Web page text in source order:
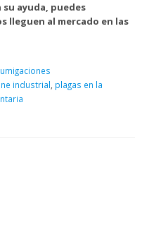
su ayuda, puedes
lleguen al mercado en las
industrial plagas en la